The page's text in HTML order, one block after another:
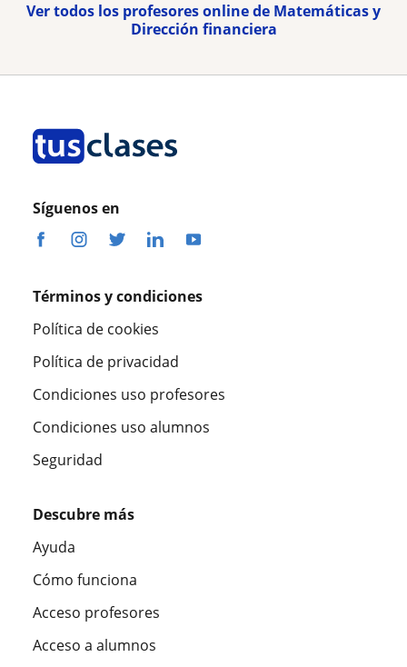
Ver todos los profesores online de Matemáticas y
Dirección financiera
Síguenos en
Términos y condiciones
Política de cookies
Política de privacidad
Condiciones uso profesores
Condiciones uso alumnos
Seguridad
Descubre más
Ayuda
Cómo funciona
Acceso profesores
Acceso a alumnos